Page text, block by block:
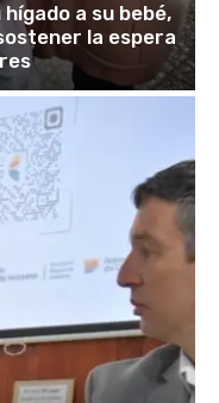
a su bebé,
la espera